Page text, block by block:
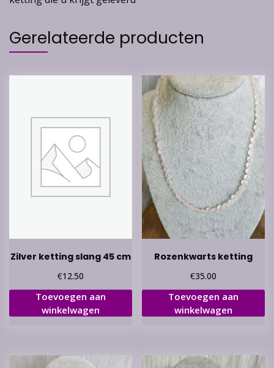
Gerelateerde producten
Zilver ketting slang 45 cm
€12.50
Toevoegen aan
winkelwagen
Rozenkwarts ketting
€35.00
Toevoegen aan
winkelwagen